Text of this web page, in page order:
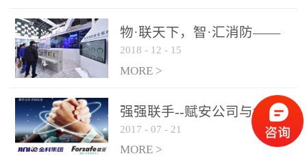
力和闲难，同时也将造成
巨大的经济损失和社会影
响，基至还会造成人员伤
亡。图像型火灾探测器正
是针对这种高大空间建筑
物的消防设施、设备通过
现场图像的实时获取、预
处理和特征提取分析，实
物·联天下，智·汇消防——
赋安F&S 2018上海消防展圆
满落幕
2018 - 12 - 15
MORE >
强强联手--赋安公司与金科
集团达成战略合作协议
2017 - 07 - 21
MORE >